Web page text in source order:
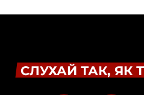
СЛУХАЙ ТАК, ЯК